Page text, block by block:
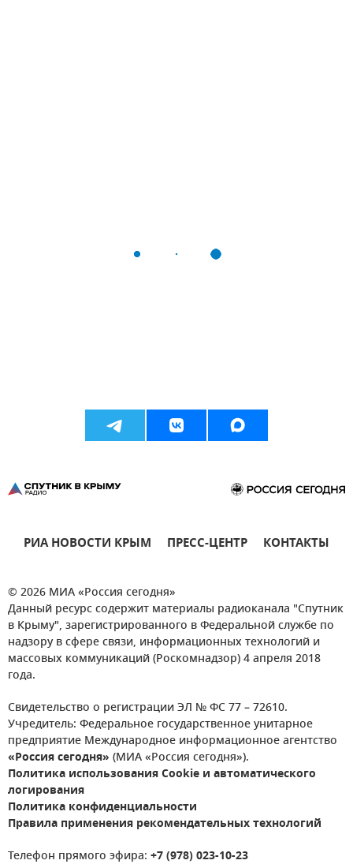
РИА НОВОСТИ КРЫМ ПРЕСС-ЦЕНТР КОНТАКТЫ
© 2026 МИА «Россия сегодня»
Данный ресурс содержит материалы радиоканала "Спутник
в Крыму", зарегистрированного в Федеральной службе по
надзору в сфере связи, информационных технологий и
массовых коммуникаций (Роскомнадзор) 4 апреля 2018
года.
Свидетельство о регистрации ЭЛ № ФС 77 – 72610.
Учредитель: Федеральное государственное унитарное
предприятие Международное информационное агентство
«Россия сегодня» (МИА «Россия сегодня»).
Политика использования Cookie и автоматического
логирования
Политика конфиденциальности
Правила применения рекомендательных технологий
Телефон прямого эфира: +7 (978) 023-10-23